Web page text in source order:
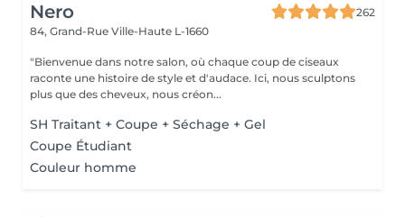
Nero
262
84, Grand-Rue Ville-Haute L-1660
"Bienvenue dans notre salon, où chaque coup de ciseaux
raconte une histoire de style et d'audace. Ici, nous sculptons
plus que des cheveux, nous créon...
SH Traitant + Coupe + Séchage + Gel
Coupe Étudiant
Couleur homme